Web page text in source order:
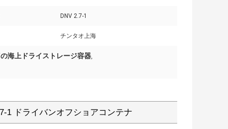
DNV 2.7-1
チンタオ上海
海上ドライストレージ容器,
1 ドライバンオフショアコンテナ